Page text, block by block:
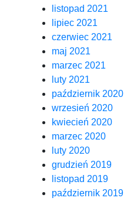
listopad 2021
lipiec 2021
czerwiec 2021
maj 2021
marzec 2021
luty 2021
październik 2020
wrzesień 2020
kwiecień 2020
marzec 2020
luty 2020
grudzień 2019
listopad 2019
październik 2019